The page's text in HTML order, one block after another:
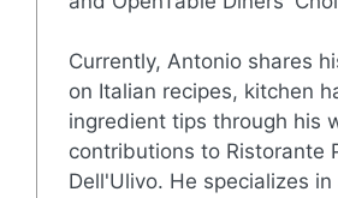
Currently, Antonio shares
on Italian recipes, kitchen
ingredient tips through his
contributions to Ristorante
Dell'Ulivo. He specializes